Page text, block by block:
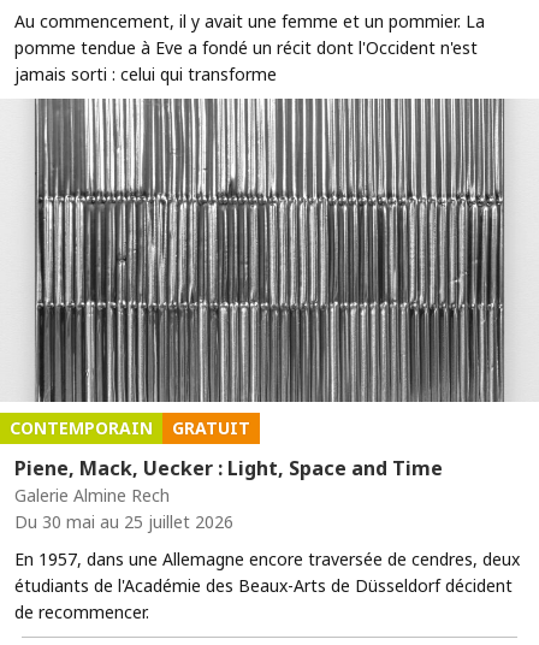
Au commencement, il y avait une femme et un pommier. La
pomme tendue à Eve a fondé un récit dont l'Occident n'est
jamais sorti : celui qui transforme
CONTEMPORAIN GRATUIT
Piene, Mack, Uecker : Light, Space and Time
Galerie Almine Rech
Du 30 mai au 25 juillet 2026
En 1957, dans une Allemagne encore traversée de cendres, deux
étudiants de l'Académie des Beaux-Arts de Düsseldorf décident
de recommencer.